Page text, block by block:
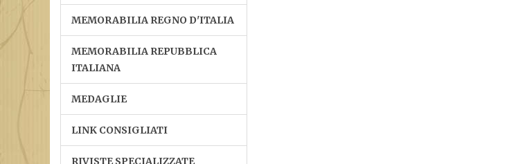
MEMORABILIA REGNO D'ITALIA
MEMORABILIA REPUBBLICA
ITALIANA
MEDAGLIE
LINK CONSIGLIATI
RIVISTE SPECIALIZZATE